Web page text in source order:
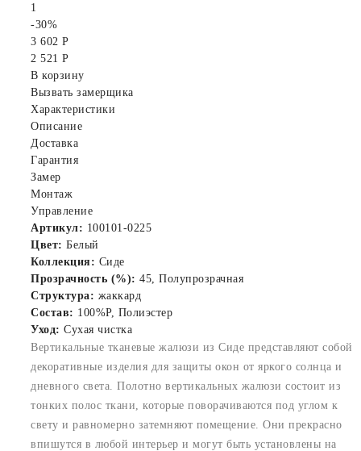
1
-30%
3 602 Р
2 521 Р
В корзину
Вызвать замерщика
Характеристики
Описание
Доставка
Гарантия
Замер
Монтаж
Управление
Артикул: 100101-0225
Цвет: Белый
Коллекция: Сиде
Прозрачность (%): 45, Полупрозрачная
Структура: жаккард
Состав: 100%P, Полиэстер
Уход: Сухая чистка
Вертикальные тканевые жалюзи из Сиде представляют собой
декоративные изделия для защиты окон от яркого солнца и
дневного света. Полотно вертикальных жалюзи состоит из
тонких полос ткани, которые поворачиваются под углом к
свету и равномерно затемняют помещение. Они прекрасно
впишутся в любой интерьер и могут быть установлены на